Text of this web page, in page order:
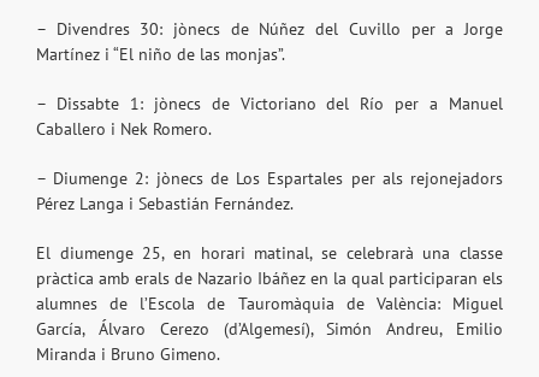
– Divendres 30: jònecs de Núñez del Cuvillo per a Jorge
Martínez i “El niño de las monjas”.
– Dissabte 1: jònecs de Victoriano del Río per a Manuel
Caballero i Nek Romero.
– Diumenge 2: jònecs de Los Espartales per als rejonejadors
Pérez Langa i Sebastián Fernández.
El diumenge 25, en horari matinal, se celebrarà una classe
pràctica amb erals de Nazario Ibáñez en la qual participaran els
alumnes de l’Escola de Tauromàquia de València: Miguel
García, Álvaro Cerezo (d’Algemesí), Simón Andreu, Emilio
Miranda i Bruno Gimeno.